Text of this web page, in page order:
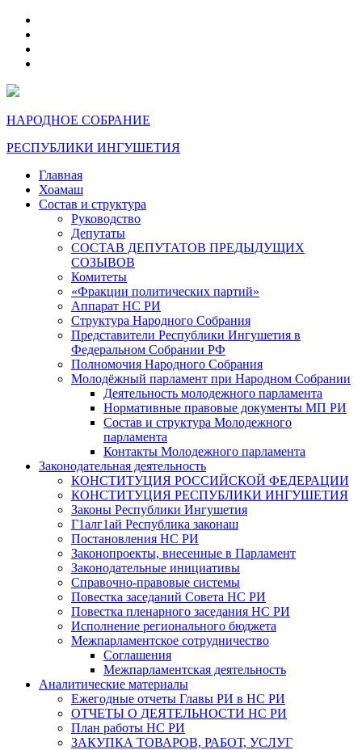
НАРОДНОЕ СОБРАНИЕ
РЕСПУБЛИКИ ИНГУШЕТИЯ
Главная
Хоамаш
Состав и структура
Руководство
Депутаты
СОСТАВ ДЕПУТАТОВ ПРЕДЫДУЩИХ
СОЗЫВОВ
Комитеты
«Фракции политических партий»
Аппарат НС РИ
Структура Народного Собрания
Представители Республики Ингушетия в
Федеральном Собрании РФ
Полномочия Народного Собрания
Молодёжный парламент при Народном Собрании
Деятельность молодежного парламента
Нормативные правовые документы МП РИ
Состав и структура Молодежного
парламента
Контакты Молодежного парламента
Законодательная деятельность
КОНСТИТУЦИЯ РОССИЙСКОЙ ФЕДЕРАЦИИ
КОНСТИТУЦИЯ РЕСПУБЛИКИ ИНГУШЕТИЯ
Законы Республики Ингушетия
Г1алг1ай Республика законаш
Постановления НС РИ
Законопроекты, внесенные в Парламент
Законодательные инициативы
Справочно-правовые системы
Повестка заседаний Совета НС РИ
Повестка пленарного заседания НС РИ
Исполнение регионального бюджета
Межпарламентское сотрудничество
Соглашения
Межпарламентская деятельность
Аналитические материалы
Ежегодные отчеты Главы РИ в НС РИ
ОТЧЕТЫ О ДЕЯТЕЛЬНОСТИ НС РИ
План работы НС РИ
ЗАКУПКА ТОВАРОВ, РАБОТ, УСЛУГ